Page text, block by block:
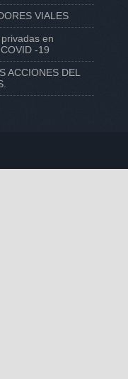
VIALES
en
-19
ACCIONES DEL